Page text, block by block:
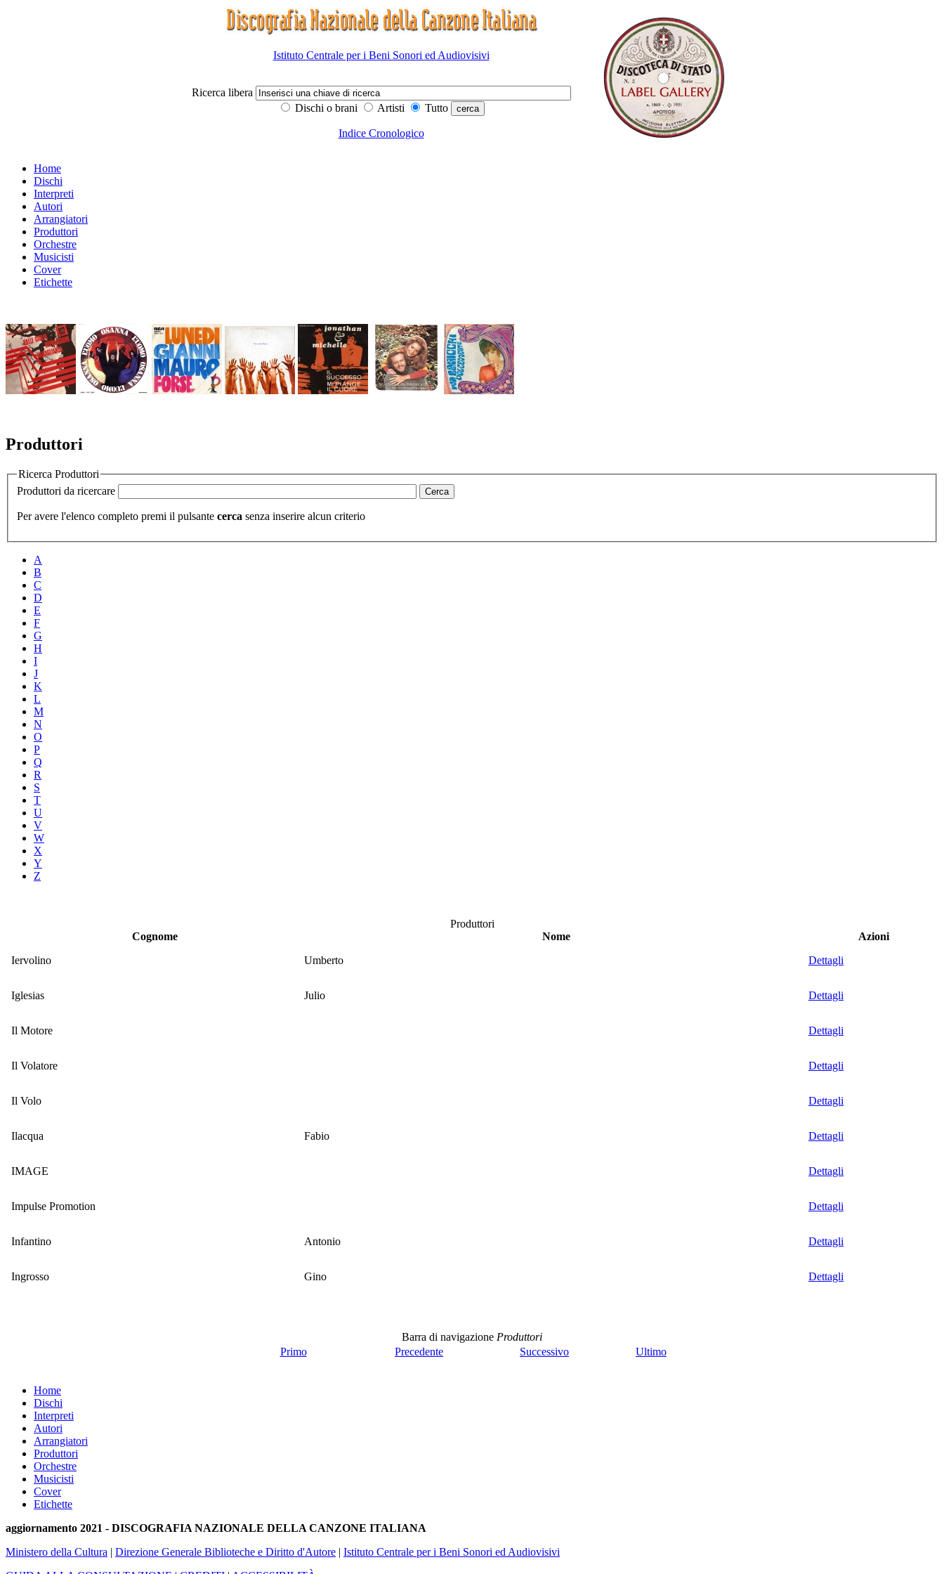
Istituto Centrale per i Beni Sonori ed Audiovisivi
Ricerca libera
Dischi o brani
Artisti Tutto
Indice Cronologico
Home
Dischi
Interpreti
Autori
Arrangiatori
Produttori
Orchestre
Musicisti
Cover
Etichette
Produttori
Ricerca Produttori
Produttori da ricercare
Per avere l'elenco completo premi il pulsante cerca senza inserire alcun criterio
A
B
C
D
E
F
G
H
I
J
K
L
M
N
O
P
Q
R
S
T
U
V
W
X
Y
Z
Produttori
Cognome
Nome
Azioni
Iervolino
Umberto Dettagli
Iglesias Julio Dettagli
Il Motore Dettagli
Il Volatore Dettagli
Il Volo Dettagli
Ilacqua Fabio Dettagli
IMAGE Dettagli
Impulse Promotion Dettagli
Infantino Antonio Dettagli
Ingrosso Gino Dettagli
Barra di navigazione Produttori
Primo
Precedente Successivo Ultimo
Home
Dischi
Interpreti
Autori
Arrangiatori
Produttori
Orchestre
Musicisti
Cover
Etichette
aggiornamento 2021 - DISCOGRAFIA NAZIONALE DELLA CANZONE ITALIANA
Ministero della Cultura | Direzione Generale Biblioteche e Diritto d'Autore | Istituto Centrale per i Beni Sonori ed Audiovisivi